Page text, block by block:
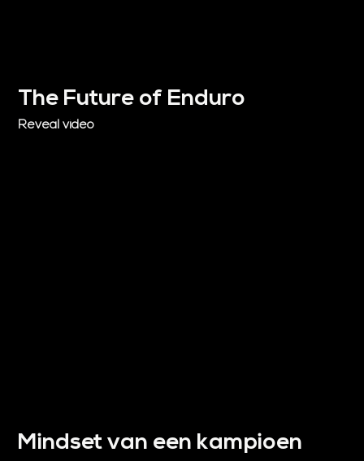
The Future of Enduro
Reveal video
Mindset van een kampioen